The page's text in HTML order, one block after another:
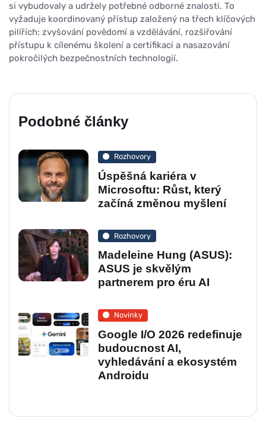
si vybudovaly a udržely potřebné odborné znalosti. To
vyžaduje koordinovaný přístup založený na třech klíčových
pilířích: zvyšování povědomí a vzdělávání, rozšiřování
přístupu k cílenému školení a certifikaci a nasazování
pokročilých bezpečnostních technologií.
Podobné články
Rozhovory
Úspěšná kariéra v
Microsoftu: Růst, který
začíná změnou myšlení
Rozhovory
Madeleine Hung (ASUS):
ASUS je skvělým
partnerem pro éru AI
Novinky
Google I/O 2026 redefinuje
budoucnost AI,
vyhledávání a ekosystém
Androidu